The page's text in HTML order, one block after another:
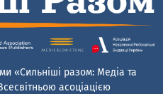
«Сильніші разом: Медіа та
асоціацією